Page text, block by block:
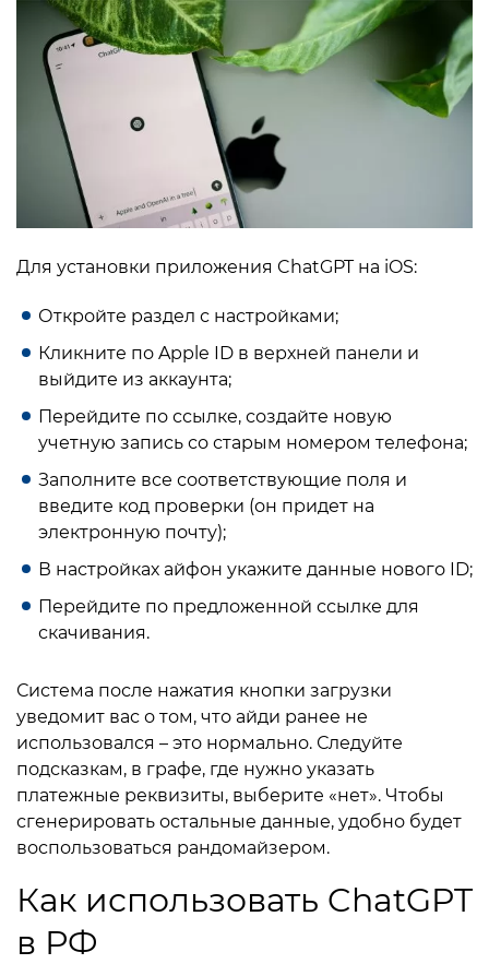
Для установки приложения ChatGPT на iOS:
Откройте раздел с настройками;
Кликните по Apple ID в верхней панели и
выйдите из аккаунта;
Перейдите по ссылке, создайте новую
учетную запись со старым номером телефона;
Заполните все соответствующие поля и
введите код проверки (он придет на
электронную почту);
В настройках айфон укажите данные нового ID;
Перейдите по предложенной ссылке для
скачивания.
Система после нажатия кнопки загрузки
уведомит вас о том, что айди ранее не
использовался – это нормально. Следуйте
подсказкам, в графе, где нужно указать
платежные реквизиты, выберите «нет». Чтобы
сгенерировать остальные данные, удобно будет
воспользоваться рандомайзером.
Как использовать ChatGPT
в РФ